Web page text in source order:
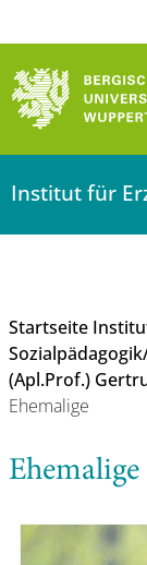
Institut für
Startseite
(Apl.Prof.)
Ehemalige
Ehemalige